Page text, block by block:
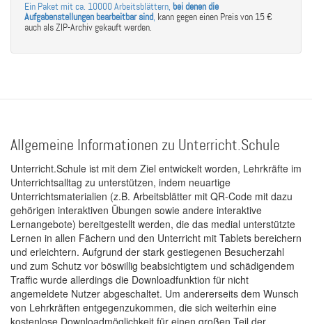
Ein Paket mit ca. 10000 Arbeitsblättern, bei denen die
Aufgabenstellungen bearbeitbar sind, kann gegen einen Preis von 15 €
auch als ZIP-Archiv gekauft werden.
Allgemeine Informationen zu Unterricht.Schule
Unterricht.Schule ist mit dem Ziel entwickelt worden, Lehrkräfte im
Unterrichtsalltag zu unterstützen, indem neuartige
Unterrichtsmaterialien (z.B. Arbeitsblätter mit QR-Code mit dazu
gehörigen interaktiven Übungen sowie andere interaktive
Lernangebote) bereitgestellt werden, die das medial unterstützte
Lernen in allen Fächern und den Unterricht mit Tablets bereichern
und erleichtern. Aufgrund der stark gestiegenen Besucherzahl
und zum Schutz vor böswillig beabsichtigtem und schädigendem
Traffic wurde allerdings die Downloadfunktion für nicht
angemeldete Nutzer abgeschaltet. Um andererseits dem Wunsch
von Lehrkräften entgegenzukommen, die sich weiterhin eine
kostenlose Downloadmöglichkeit für einen großen Teil der